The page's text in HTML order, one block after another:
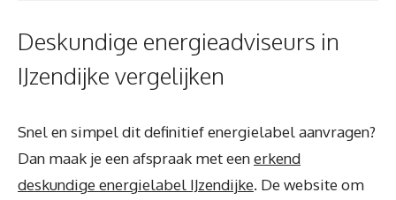
Deskundige energieadviseurs in
IJzendijke vergelijken
Snel en simpel dit definitief energielabel aanvragen?
Dan maak je een afspraak met eenerkend
deskundige energielabel IJzendijke. De website om